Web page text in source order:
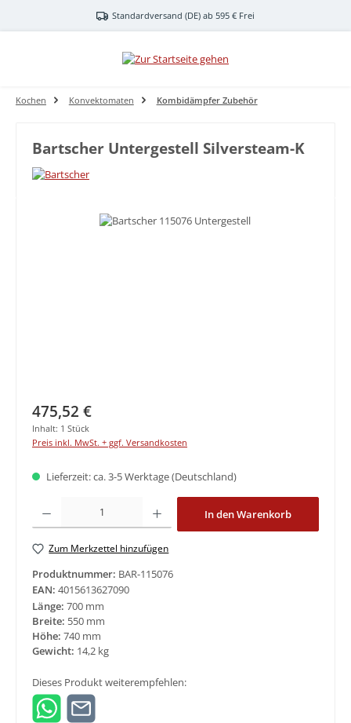
Zum Hauptinhalt springenStandardversand (DE) ab 595 € Frei
Kochen Konvektomaten Kombidämpfer Zubehör
Bartscher Untergestell Silversteam-K
Bildergalerie überspringen
Regulärer Preis:
475,52 €
Inhalt: 1 Stück
Preis inkl. MwSt. + ggf. Versandkosten
Lieferzeit: ca. 3-5 Werktage (Deutschland)
Produkt Anzahl: Gib den gewünschten Wert ein oder benutze die
In den Warenkorb
Zum Merkzettel hinzufügen
Produktnummer: BAR-115076
EAN: 4015613627090
Länge: 700 mm
Breite: 550 mm
Höhe: 740 mm
Gewicht: 14,2 kg
Dieses Produkt weiterempfehlen: